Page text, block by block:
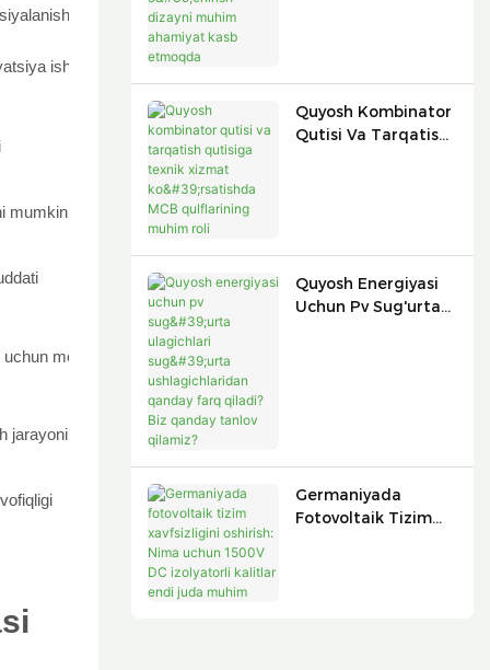
mumkin
ishonchliligiga
mumkin
mo'ljallangan
jarayoni
Quyosh Kombinator
Qutisi Va Tarqatish
Quyosh Energiyasi
Uchun Pv Sug'urta
Germaniyada
Fotovoltaik Tizim